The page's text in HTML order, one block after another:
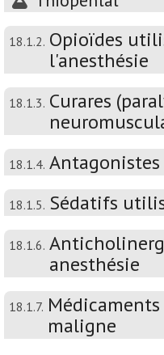
18.1.2. Opioïdes
l'anesthésie
18.1.3. Curares
18.1.4. Antagonistes
18.1.5. Sédatifs
18.1.6.
anesthésie
18.1.7.
maligne